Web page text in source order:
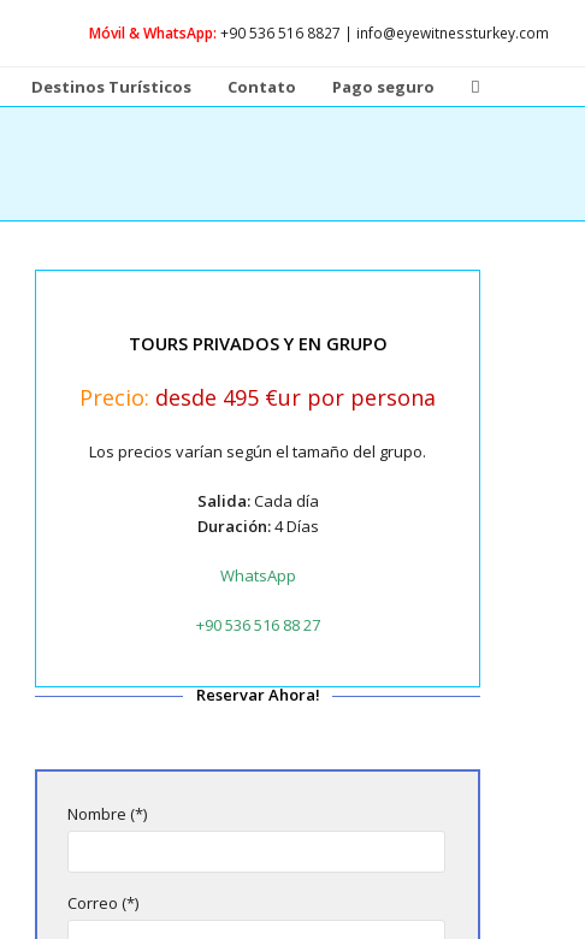
Móvil & WhatsApp: +90 536 516 8827 | info@eyewitnessturkey.com
Destinos Turísticos Contato Pago seguro
TOURS PRIVADOS Y EN GRUPO
Precio: desde 495 €ur por persona
Los precios varían según el tamaño del grupo.
Salida:Cada día
Duración:4 Días
WhatsApp
+90 536 516 88 27
Reservar Ahora!
Nombre (*)
Correo (*)